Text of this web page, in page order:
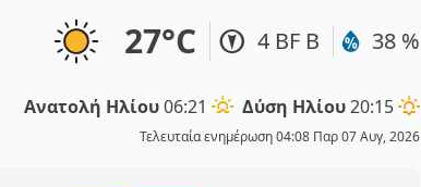
27°C 4 BF Β 38 %
Ανατολή Ηλίου06:21 Δύση Ηλίου20:15
Τελευταία ενημέρωση 04:08 Παρ 07 Αυγ, 2026